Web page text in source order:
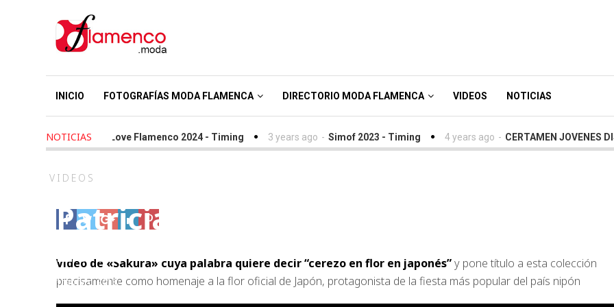
INICIO FOTOGRAFÍAS MODA FLAMENCA DIRECTORIO MODA FLAMENCA VIDEOS NOTICIAS
NOTICIAS
2 years ago - We Love Flamenco 2024 - Timing 3 years ago - Simof 2023 - Timing 4 years ago - CERTAMEN JOVENES
VIDEOS
Patricia Bazarot – “Sakura” video Simof
2018
1 febrero, 2018
Video de «Sakura» cuya palabra quiere decir “cerezo en flor en japonés”y pone título a esta colección
precisamente como homenaje a la flor oficial de Japón, protagonista de la fiesta más popular del país nipón